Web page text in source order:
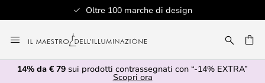
Oltre 100 marche di design
al
contenuto
14% da € 79 sui prodotti contrassegnati con “-14% EXTRA”
Scopri ora